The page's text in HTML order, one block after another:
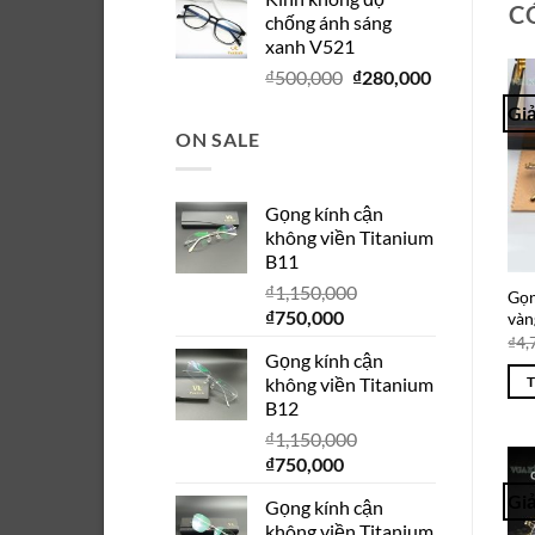
₫280,000.
₫150,000.
chống ánh sáng
xanh V521
₫500,000 Giá
₫280,000Giá
ON SALE
Gọng kính cận
không viền Titanium
B11
₫1,150,000
Giá
là:
₫1,150,000.
₫750,000Giá
tại
là:
Gọng kính cận
không viền Titanium
B12
₫1,150,000
Giá
là:
₫750,000Giá
tại
Gọng kính cận
không viền Titanium
₫